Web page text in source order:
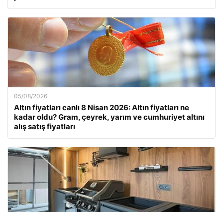
05/08/2026
Altın fiyatları canlı 8 Nisan 2026: Altın fiyatları ne
kadar oldu? Gram, çeyrek, yarım ve cumhuriyet altını
alış satış fiyatları